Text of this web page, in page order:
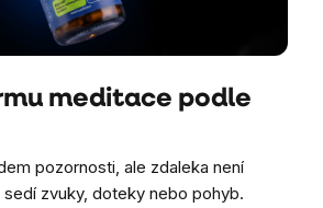
meditace podle
pozornosti, ale zdaleka není
zvuky, doteky nebo pohyb.